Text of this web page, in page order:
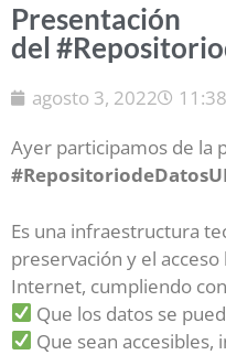
Presentación
del
agosto 3, 2022
Ayer participamos de la
Es una infraestructura
preservación y el
Internet, cumpliendo
Que los datos se
Que sean